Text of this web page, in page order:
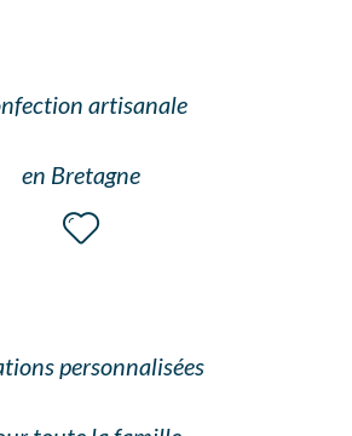
artisanale
en Bretagne
personnalisées